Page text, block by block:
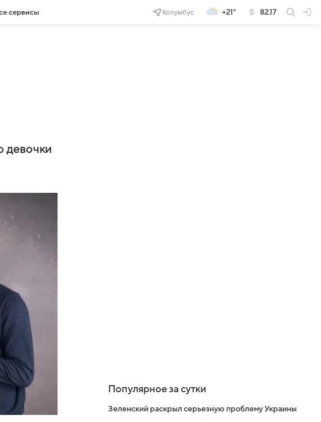
сервисы Колумбус +21° 82.17
девочки
Популярное за сутки
Зеленский раскрыл серьезную проблему Украины